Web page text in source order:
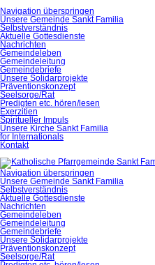
Navigation überspringen
Unsere Gemeinde Sankt Familia
Selbstverständnis
Aktuelle Gottesdienste
Nachrichten
Gemeindeleben
Gemeindeleitung
Gemeindebriefe
Unsere Solidarprojekte
Präventionskonzept
Seelsorge/Rat
Predigten etc. hören/lesen
Exerzitien
Spiritueller Impuls
Unsere Kirche Sankt Familia
for Internationals
Kontakt
Navigation überspringen
Unsere Gemeinde Sankt Familia
Selbstverständnis
Aktuelle Gottesdienste
Nachrichten
Gemeindeleben
Gemeindeleitung
Gemeindebriefe
Unsere Solidarprojekte
Präventionskonzept
Seelsorge/Rat